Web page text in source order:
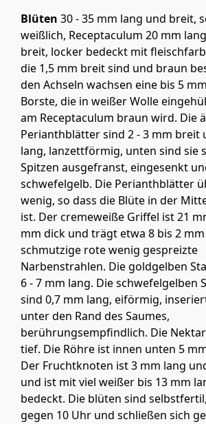
Blüten 30 - 35 mm lang und breit,
weißlich, Receptaculum 20 mm
breit, locker bedeckt mit
die 1,5 mm breit sind und braun
den Achseln wachsen eine bis 5
Borste, die in weißer Wolle
am Receptaculum braun wird. Die
Perianthblätter sind 2 - 3 mm breit
lang, lanzettförmig, unten sind sie
Spitzen ausgefranst, eingesenkt
schwefelgelb. Die Perianthblätter
wenig, so dass die Blüte in der
ist. Der cremeweiße Griffel ist 21
mm dick und trägt etwa 8 bis 2
schmutzige rote wenig gespreizte
Narbenstrahlen. Die goldgelben
6 - 7 mm lang. Die schwefelgelben
sind 0,7 mm lang, eiförmig,
unter den Rand des Saumes,
berührungsempfindlich. Die
tief. Die Röhre ist innen unten 5
Der Fruchtknoten ist 3 mm lang
und ist mit viel weißer bis 13 mm
bedeckt. Die blüten sind
gegen 10 Uhr und schließen sich